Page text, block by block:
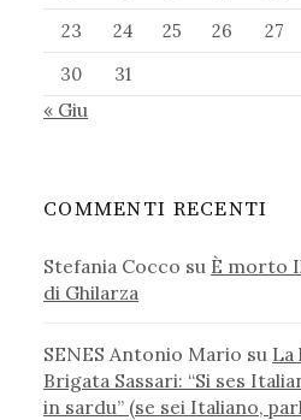
23
24 25 26 27
30
31
« Giu
COMMENTI RECENTI
Stefania Cocco su È morto
di Ghilarza
SENES Antonio Mario su La
Brigata Sassari: “Si ses
in sardu” (se sei Italiano,